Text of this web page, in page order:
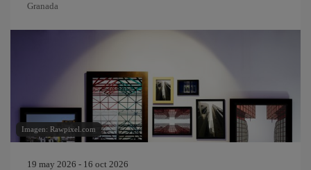
Granada
Imagen: Rawpixel.com
19 may 2026 - 16 oct 2026